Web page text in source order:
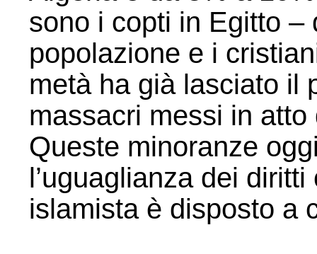
sono i copti in Egitto –
popolazione e i
metà ha già lasciato il
massacri messi in atto
Queste minoranze
l’uguaglianza dei
islamista è disposto a